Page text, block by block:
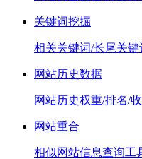
关键词挖掘
相关关键词/长尾关键
网站历史数据
网站历史权重/排名/
网站重合
相似网站信息查询工